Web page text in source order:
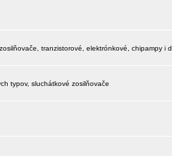
tranzistorové, elektrónkové, chipampy i
typov, sluchátkové zosilňovače